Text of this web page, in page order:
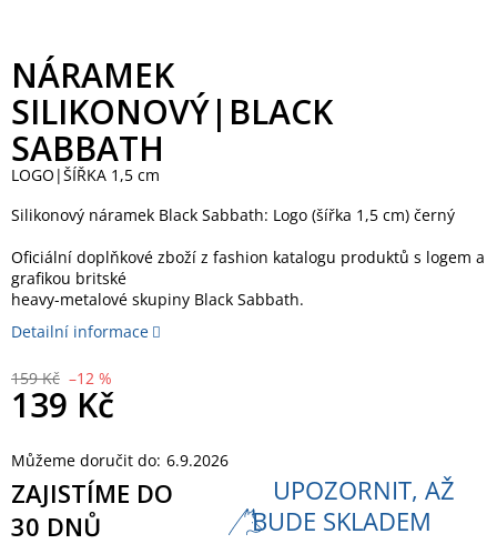
NÁRAMEK
SILIKONOVÝ|BLACK
SABBATH
LOGO|ŠÍŘKA 1,5 cm
Silikonový náramek Black Sabbath: Logo (šířka 1,5 cm) černý
Oficiální doplňkové zboží z fashion katalogu produktů s logem a
grafikou britské
heavy-metalové skupiny Black Sabbath.
Detailní informace
159 Kč –12 %
139 Kč
cena:
Můžeme doručit do: 6.9.2026
ZAJISTÍME DO
30 DNŮ
UPOZORNIT, AŽ
BUDE SKLADEM